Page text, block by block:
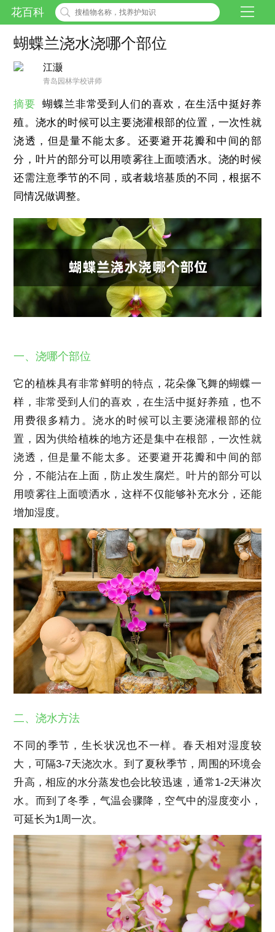
花百科
蝴蝶兰浇水浇哪个部位
江灏
青岛园林学校讲师
摘要
蝴蝶兰非常受到人们的喜欢，在生活中挺好养
殖。浇水的时候可以主要浇灌根部的位置，一次性就
浇透，但是量不能太多。还要避开花瓣和中间的部
分，叶片的部分可以用喷雾往上面喷洒水。浇的时候
还需注意季节的不同，或者栽培基质的不同，根据不
同情况做调整。
一、浇哪个部位
它的植株具有非常鲜明的特点，花朵像飞舞的蝴蝶一
样，非常受到人们的喜欢，在生活中挺好养殖，也不
用费很多精力。浇水的时候可以主要浇灌根部的位
置，因为供给植株的地方还是集中在根部，一次性就
浇透，但是量不能太多。还要避开花瓣和中间的部
分，不能沾在上面，防止发生腐烂。叶片的部分可以
用喷雾往上面喷洒水，这样不仅能够补充水分，还能
增加湿度。
二、浇水方法
不同的季节，生长状况也不一样。春天相对湿度较
大，可隔3-7天浇次水。到了夏秋季节，周围的环境会
升高，相应的水分蒸发也会比较迅速，通常1-2天淋次
水。而到了冬季，气温会骤降，空气中的湿度变小，
可延长为1周一次。